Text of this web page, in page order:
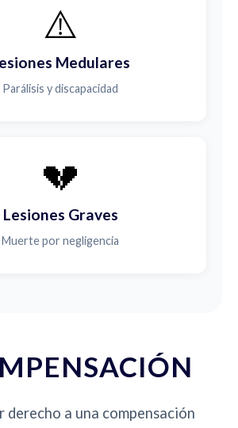
⚠️
Medulares
Parálisis y discapacidad
💔
Lesiones Graves
Muerte por negligencia
derecho a una compensación